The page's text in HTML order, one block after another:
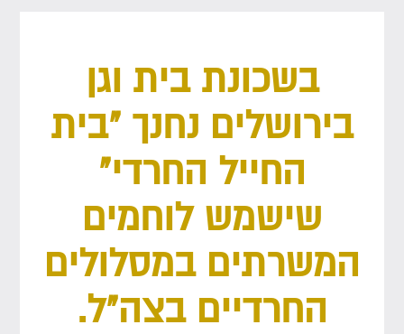
בשכונת בית וגן
בירושלים נחנך "בית
החייל החרדי"
שישמש לוחמים
המשרתים במסלולים
החרדיים בצה"ל.